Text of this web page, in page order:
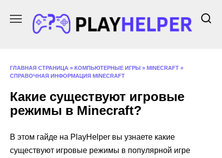
содержанию
ГЛАВНАЯ СТРАНИЦА » КОМПЬЮТЕРНЫЕ ИГРЫ » MINECRAFT »
СПРАВОЧНАЯ ИНФОРМАЦИЯ MINECRAFT
Какие существуют игровые
режимы в Minecraft?
В этом гайде на PlayHelper вы узнаете какие
существуют игровые режимы в популярной игре